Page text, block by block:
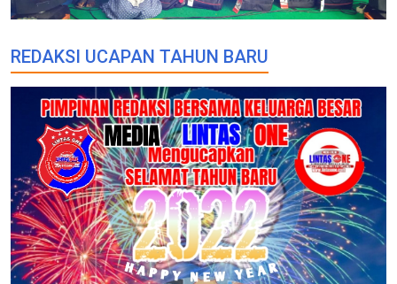
REDAKSI UCAPAN TAHUN BARU